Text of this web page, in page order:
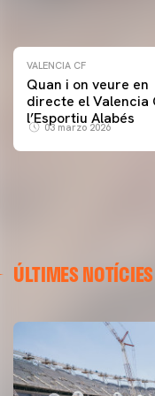
VALENCIA CF
Quan i on veure en
directe el Valencia
l’Esportiu Alabés
03 marzo 2026
ÚLTIMES NOTÍCIES